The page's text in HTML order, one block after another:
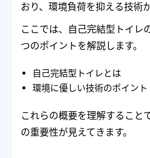
おり、環境負荷を抑える技術
ここでは、自己完結型トイレ
つのポイントを解説します。
自己完結型トイレとは
環境に優しい技術のポイント
これらの概要を理解すること
の重要性が見えてきます。